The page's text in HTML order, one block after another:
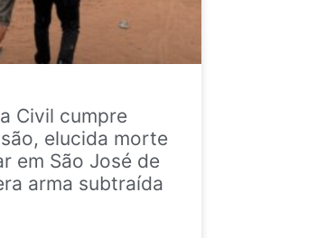
Civil cumpre
elucida morte
em São José de
arma subtraída